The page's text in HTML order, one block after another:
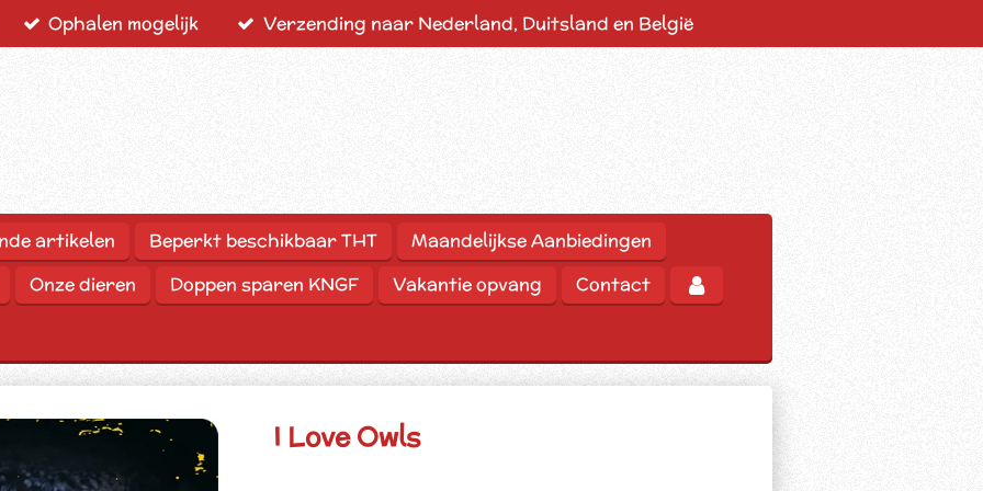
Ophalen mogelijk Verzending naar Nederland, Duitsland en België
artikelen Beperkt beschikbaar THT
Maandelijkse Aanbiedingen
Onze dieren Doppen sparen KNGF Vakantie opvang Contact
I Love Owls